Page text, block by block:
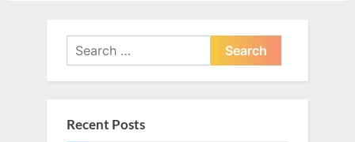
Search
for:
Recent Posts